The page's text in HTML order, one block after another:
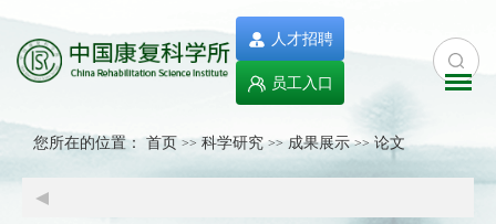
人才招聘
员工入口
您所在的位置： 首页 >> 科学研究 >> 成果展示 >> 论文